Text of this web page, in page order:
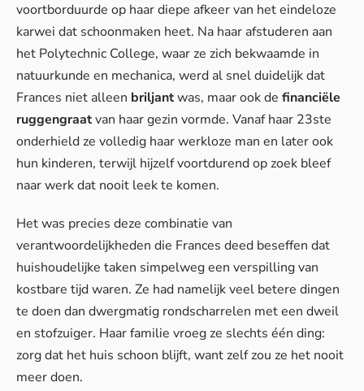
voortborduurde op haar diepe afkeer van het eindeloze
karwei dat schoonmaken heet. Na haar afstuderen aan
het Polytechnic College, waar ze zich bekwaamde in
natuurkunde en mechanica, werd al snel duidelijk dat
Frances niet alleen briljantwas, maar ook de financiële
ruggengraatvan haar gezin vormde. Vanaf haar 23ste
onderhield ze volledig haar werkloze man en later ook
hun kinderen, terwijl hijzelf voortdurend op zoek bleef
naar werk dat nooit leek te komen.
Het was precies deze combinatie van
verantwoordelijkheden die Frances deed beseffen dat
huishoudelijke taken simpelweg een verspilling van
kostbare tijd waren. Ze had namelijk veel betere dingen
te doen dan dwergmatig rondscharrelen met een dweil
en stofzuiger. Haar familie vroeg ze slechts één ding:
zorg dat het huis schoon blijft, want zelf zou ze het nooit
meer doen.